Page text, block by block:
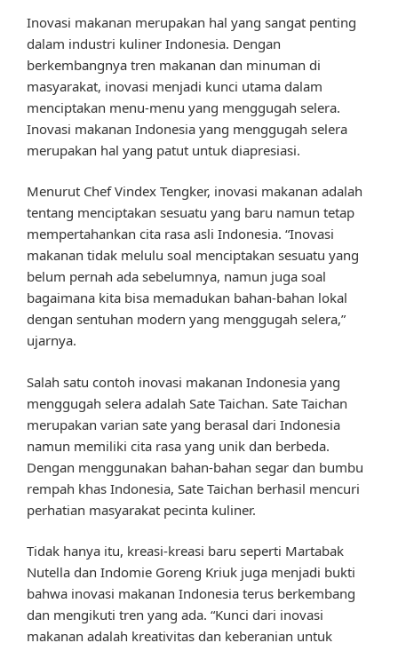
Inovasi makanan merupakan hal yang sangat penting
dalam industri kuliner Indonesia. Dengan
berkembangnya tren makanan dan minuman di
masyarakat, inovasi menjadi kunci utama dalam
menciptakan menu-menu yang menggugah selera.
Inovasi makanan Indonesia yang menggugah selera
merupakan hal yang patut untuk diapresiasi.
Menurut Chef Vindex Tengker, inovasi makanan adalah
tentang menciptakan sesuatu yang baru namun tetap
mempertahankan cita rasa asli Indonesia. “Inovasi
makanan tidak melulu soal menciptakan sesuatu yang
belum pernah ada sebelumnya, namun juga soal
bagaimana kita bisa memadukan bahan-bahan lokal
dengan sentuhan modern yang menggugah selera,”
ujarnya.
Salah satu contoh inovasi makanan Indonesia yang
menggugah selera adalah Sate Taichan. Sate Taichan
merupakan varian sate yang berasal dari Indonesia
namun memiliki cita rasa yang unik dan berbeda.
Dengan menggunakan bahan-bahan segar dan bumbu
rempah khas Indonesia, Sate Taichan berhasil mencuri
perhatian masyarakat pecinta kuliner.
Tidak hanya itu, kreasi-kreasi baru seperti Martabak
Nutella dan Indomie Goreng Kriuk juga menjadi bukti
bahwa inovasi makanan Indonesia terus berkembang
dan mengikuti tren yang ada. “Kunci dari inovasi
makanan adalah kreativitas dan keberanian untuk